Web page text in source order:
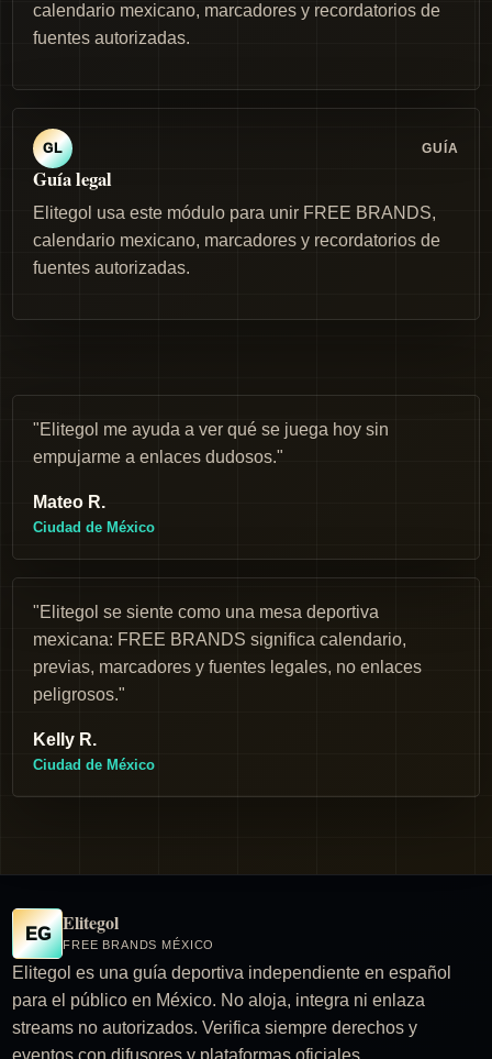
calendario mexicano, marcadores y recordatorios de
fuentes autorizadas.
GL GUÍA
Guía legal
Elitegol usa este módulo para unir FREE BRANDS,
calendario mexicano, marcadores y recordatorios de
fuentes autorizadas.
"Elitegol me ayuda a ver qué se juega hoy sin
empujarme a enlaces dudosos."
Mateo R.
Ciudad de México
"Elitegol se siente como una mesa deportiva
mexicana: FREE BRANDS significa calendario,
previas, marcadores y fuentes legales, no enlaces
peligrosos."
Kelly R.
Ciudad de México
EG Elitegol
FREE BRANDS MÉXICO
Elitegol es una guía deportiva independiente en español
para el público en México. No aloja, integra ni enlaza
streams no autorizados. Verifica siempre derechos y
eventos con difusores y plataformas oficiales.